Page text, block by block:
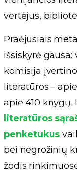
vertėjus,
Praėjusiais
išsiskyrė
komisija
literatūros –
apie 410 knygų.
literatūros
penketukus
bei negrožinių
žodis